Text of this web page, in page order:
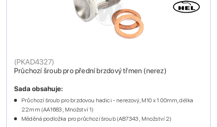
Průchozí šroub pro přední brzdový třmen (nerez)
(PKAD4327)
Sada obsahuje:
Průchozí šroub pro brzdovou hadici - nerezový, M10 x 1.00mm, délka
22mm (AA1683 , Množství 1)
Měděná podložka pro průchozí šroub (AB7343 , Množství 2)